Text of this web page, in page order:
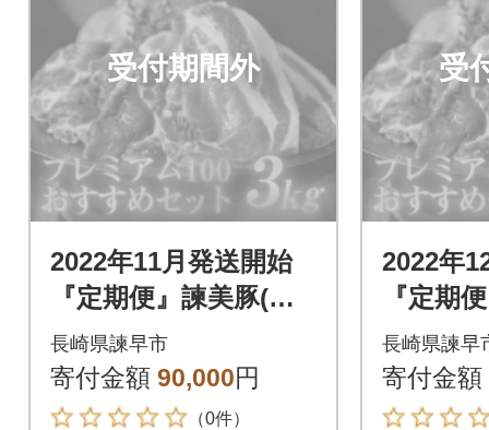
受付期間外
2022年11月発送開始
『定期便』諫美豚(か
んびとん)プレミアム
100おすすめセット3k
g 全3回
長崎県諫早市
寄付金額 90,000円
（0件）
受
2022年
『定期
んびと
100おす
g 全3回
長崎県諫早
寄付金額